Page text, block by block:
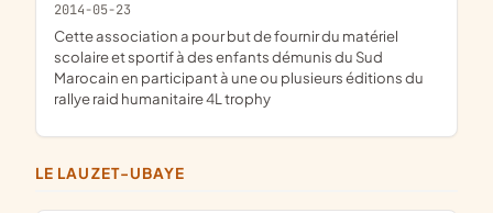
2014-05-23
cette association a pour but de fournir du matériel
scolaire et sportif à des enfants démunis du Sud
Marocain en participant à une ou plusieurs éditions du
rallye raid humanitaire 4L trophy
LE LAUZET-UBAYE